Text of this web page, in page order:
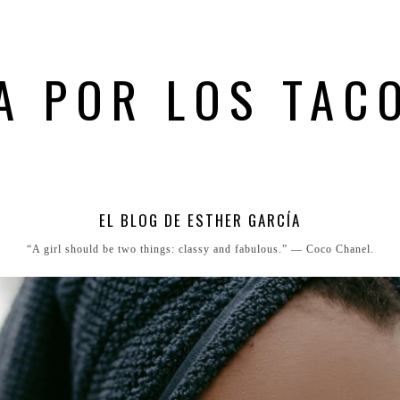
POR LOS
EL BLOG DE ESTHER GARCÍA
“A girl should be two things: classy and fabulous.” ― Coco Chanel.